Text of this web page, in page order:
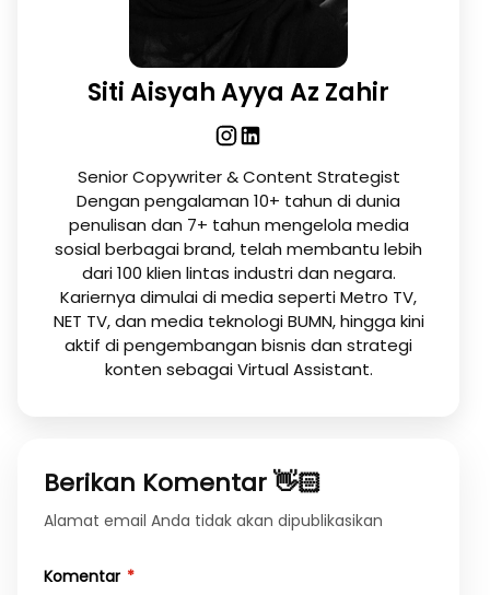
Siti Aisyah Ayya Az Zahir
Senior Copywriter & Content Strategist
Dengan pengalaman 10+ tahun di dunia
penulisan dan 7+ tahun mengelola media
sosial berbagai brand, telah membantu lebih
dari 100 klien lintas industri dan negara.
Kariernya dimulai di media seperti Metro TV,
NET TV, dan media teknologi BUMN, hingga kini
aktif di pengembangan bisnis dan strategi
konten sebagai Virtual Assistant.
Berikan Komentar 👋🏻
Alamat email Anda tidak akan dipublikasikan
Komentar *